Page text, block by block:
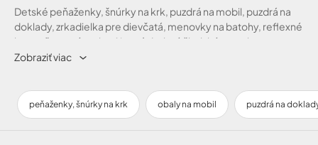
Detské peňaženky, šnúrky na krk, puzdrá na mobil, puzdrá na
doklady, zrkadielka pre dievčatá, menovky na batohy, reflexné
bezpečnostné prvky. Aj to sú drobné školské potreby.
Zobraziť viac
peňaženky, šnúrky na krk obaly na mobil puzdrá na